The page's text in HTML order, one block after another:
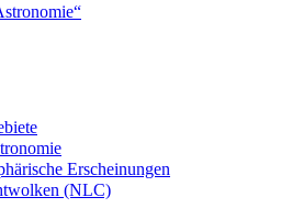
Erscheinungen
(NLC)